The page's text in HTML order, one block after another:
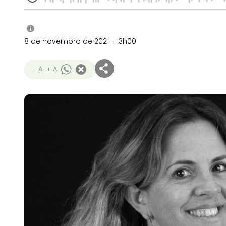
i
8 de novembro de 2021 - 13h00
- A + A